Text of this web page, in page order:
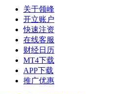
关于领峰
开立账户
快速注资
在线客服
财经日历
MT4下载
APP下载
推广优惠